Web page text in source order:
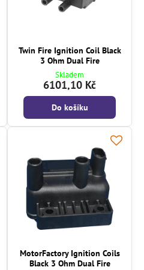
Twin Fire Ignition Coil Black
3 Ohm Dual Fire
Skladem
6101,10 Kč
Do košíku
MotorFactory Ignition Coils
Black 3 Ohm Dual Fire